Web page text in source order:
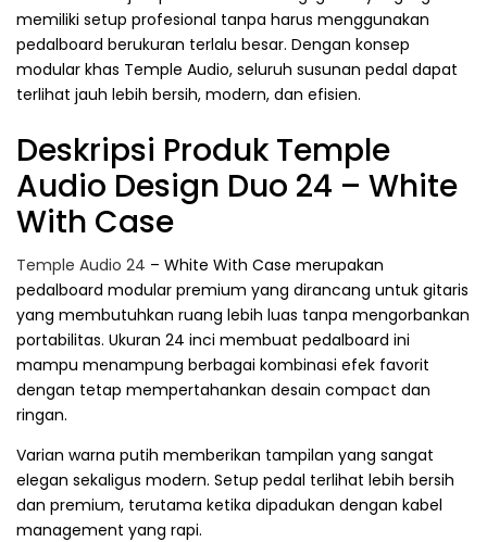
memiliki setup profesional tanpa harus menggunakan
pedalboard berukuran terlalu besar. Dengan konsep
modular khas Temple Audio, seluruh susunan pedal dapat
terlihat jauh lebih bersih, modern, dan efisien.
Deskripsi Produk Temple
Audio Design Duo 24 – White
With Case
Temple Audio 24 – White With Case merupakan
pedalboard modular premium yang dirancang untuk gitaris
yang membutuhkan ruang lebih luas tanpa mengorbankan
portabilitas. Ukuran 24 inci membuat pedalboard ini
mampu menampung berbagai kombinasi efek favorit
dengan tetap mempertahankan desain compact dan
ringan.
Varian warna putih memberikan tampilan yang sangat
elegan sekaligus modern. Setup pedal terlihat lebih bersih
dan premium, terutama ketika dipadukan dengan kabel
management yang rapi.